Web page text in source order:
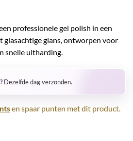
professionele gel polish in een
glans, ontworpen voor
snelle uitharding.
Dezelfde dag verzonden.
en spaar punten met dit product.